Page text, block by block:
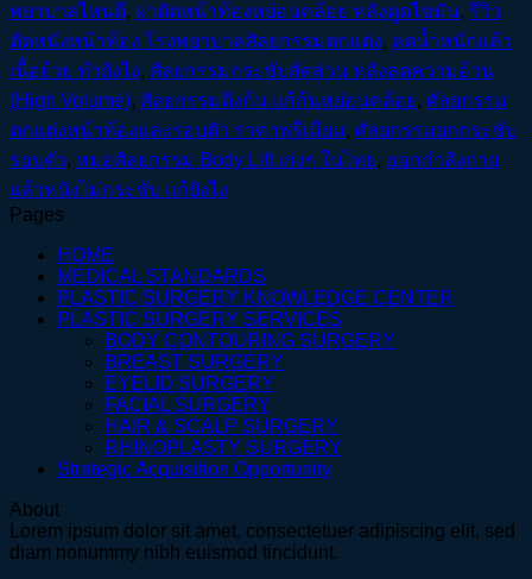
พยาบาลไหนดี, ผ่าตัดหน้าท้องหย่อนคล้อย หลังดูดไขมัน, รีวิว
ตัดหนังหน้าท้อง โรงพยาบาลศัลยกรรมตกแต่ง, ลดน้ำหนักแล้ว
เนื้อย้วย ทำยังไง, ศัลยกรรมกระชับสัดส่วน หลังลดความอ้วน
(High Volume), ศัลยกรรมดึงก้น แก้ก้นหย่อนคล้อย, ศัลยกรรม
ตกแต่งหน้าท้องและรอบตัว ราคาพรีเมียม, ศัลยกรรมยกกระชับ
รอบตัว, หมอศัลยกรรม Body Lift เก่งๆ ในไทย, ออกกำลังกาย
แล้วหนังไม่กระชับ แก้ยังไง
Pages
HOME
MEDICAL STANDARDS
PLASTIC SURGERY KNOWLEDGE CENTER
PLASTIC SURGERY SERVICES
BODY CONTOURING SURGERY
BREAST SURGERY
EYELID SURGERY
FACIAL SURGERY
HAIR & SCALP SURGERY
RHINOPLASTY SURGERY
Strategic Acquisition Opportunity
About
Lorem ipsum dolor sit amet, consectetuer adipiscing elit, sed
diam nonummy nibh euismod tincidunt.